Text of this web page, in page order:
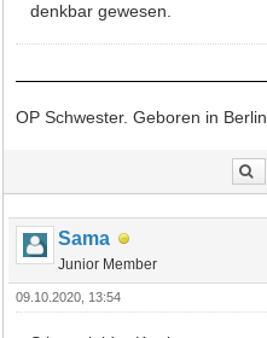
denkbar gewesen.
OP Schwester. Geboren in Berlin.
Sama
Junior Member
09.10.2020, 13:54